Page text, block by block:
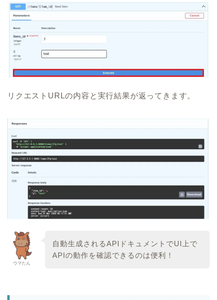
リクエストURLの内容と実行結果が返ってきます。
ウマたん
自動生成されるAPIドキュメントでUI上で
APIの動作を確認できるのは便利！